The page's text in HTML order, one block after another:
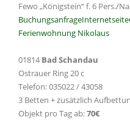
Fewo „Königstein“ f. 6 Pers./
BuchungsanfrageInternetseite
Ferienwohnung Nikolaus
01814 Bad Schandau
Ostrauer Ring 20 c
Telefon: 035022 / 43058
3 Betten + zusätzlich
Objekt pro Tag ab:70€